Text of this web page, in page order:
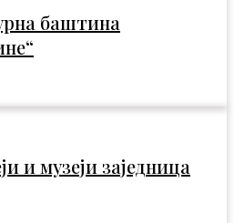
баштина
и музеји заједница